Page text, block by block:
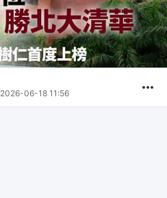
2026-06-18 11:56